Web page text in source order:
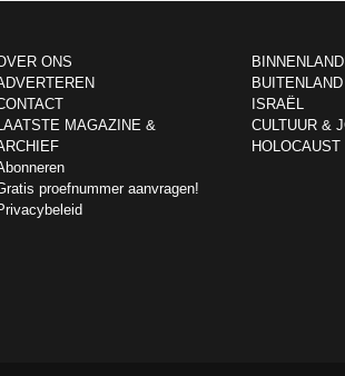
ONS
MAGAZINE &
proefnummer aanvragen!
BINNENLAND
BUITENLAND
ISRAËL
CULTUUR &
HOLOCAUST